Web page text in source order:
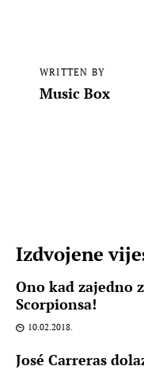
WRITTEN BY
Music Box
Izdvojene
Ono kad zajedno
Scorpionsa!
10.02.2018.
José Carreras